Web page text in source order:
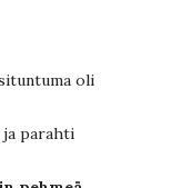
oli
ja parahti